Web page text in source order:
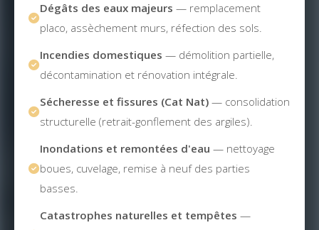
Dégâts des eaux majeurs — remplacement
placo, assèchement murs, réfection des sols.
Incendies domestiques — démolition partielle,
décontamination et rénovation intégrale.
Sécheresse et fissures (Cat Nat) — consolidation
structurelle (retrait-gonflement des argiles).
Inondations et remontées d'eau — nettoyage
boues, cuvelage, remise à neuf des parties
basses.
Catastrophes naturelles et tempêtes —